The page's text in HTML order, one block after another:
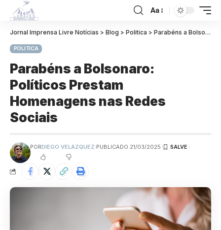
Aa
Jornal Imprensa Livre Notícias > Blog > Politica > Parabéns a Bolsonaro: Políticos Prestam Homenagens nas Redes Sociais
POLITICA
Parabéns a Bolsonaro:
Políticos Prestam
Homenagens nas Redes
Sociais
PORDIEGO VELÁZQUEZ PUBLICADO 21/03/2025